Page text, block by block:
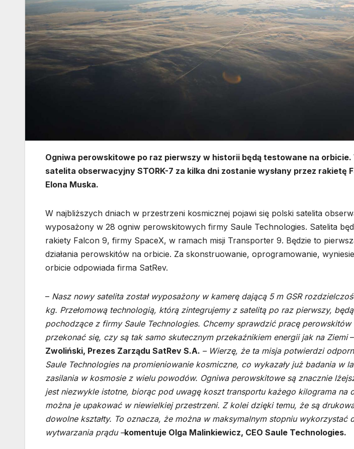
Ogniwa perowskitowe po raz pierwszy w historii będą testowane na
satelita obserwacyjny STORK-7 za kilka dni zostanie wysłany przez rakietę
Elona Muska.
W najbliższych dniach w przestrzeni kosmicznej pojawi się polski satelita
wyposażony w 28 ogniw perowskitowych firmy Saule Technologies. Satelita
rakiety Falcon 9, firmy SpaceX, w ramach misji Transporter 9. Będzie to
działania perowskitów na orbicie. Za skonstruowanie, oprogramowanie,
orbicie odpowiada firma SatRev.
– Nasz nowy satelita został wyposażony w kamerę dającą 5 m GSR
kg. Przełomową technologią, którą zintegrujemy z satelitą po raz pierwszy,
pochodzące z firmy Saule Technologies. Chcemy sprawdzić pracę
przekonać się, czy są tak samo skutecznym przekaźnikiem energii jak na Ziemi–
Zwoliński, Prezes Zarządu SatRev S.A. – Wierzę, że ta misja potwierdzi
Saule Technologies na promieniowanie kosmiczne, co wykazały już badania w
zasilania w kosmosie z wielu powodów. Ogniwa perowskitowe są znacznie
jest niezwykle istotne, biorąc pod uwagę koszt transportu każego kilograma na
można je upakować w niewielkiej przestrzeni. Z kolei dzięki temu, że są
dowolne kształty. To oznacza, że można w maksymalnym stopniu wykorzystać
wytwarzania prądu –komentuje Olga Malinkiewicz, CEO Saule Technologies.